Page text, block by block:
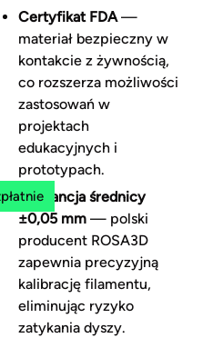
Certyfikat FDA—
materiał bezpieczny w
kontakcie z żywnością,
co rozszerza możliwości
zastosowań w
projektach
edukacyjnych i
prototypach.
Tolerancja średnicy
±0,05 mm— polski
producent ROSA3D
zapewnia precyzyjną
kalibrację filamentu,
eliminując ryzyko
zatykania dyszy.